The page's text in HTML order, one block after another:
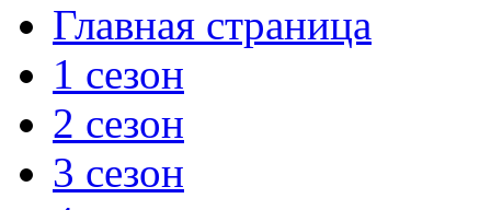
Главная страница
1 сезон
2 сезон
3 сезон